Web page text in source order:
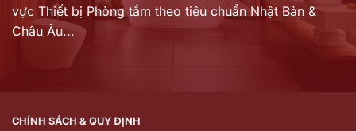
vực Thiết bị Phòng tắm theo tiêu chuẩn Nhật Bản &
Châu Âu...
CHÍNH SÁCH & QUY ĐỊNH